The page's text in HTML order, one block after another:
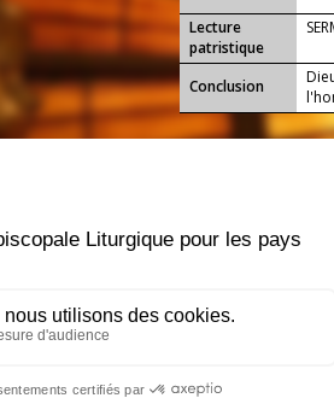
Lecture
patristique
Conclusion